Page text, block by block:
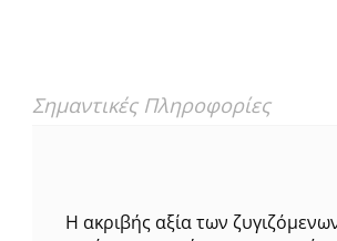
Σημαντικές Πληροφορίες
Η ακριβής αξία των